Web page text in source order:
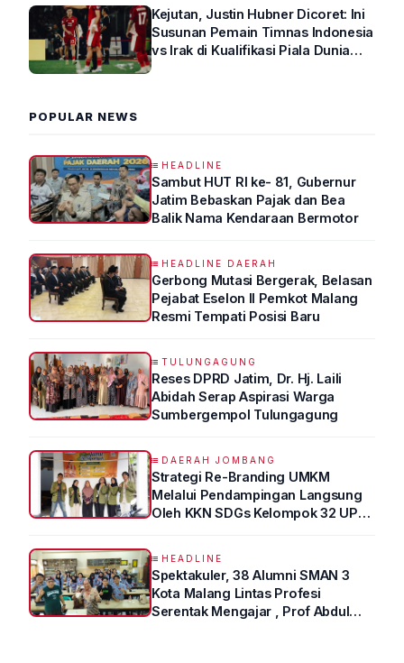
Kejutan, Justin Hubner Dicoret: Ini
Susunan Pemain Timnas Indonesia
vs Irak di Kualifikasi Piala Dunia
POPULAR NEWS
HEADLINE
Sambut HUT RI ke- 81, Gubernur
Jatim Bebaskan Pajak dan Bea
Balik Nama Kendaraan Bermotor
HEADLINE DAERAH
Gerbong Mutasi Bergerak, Belasan
Pejabat Eselon II Pemkot Malang
Resmi Tempati Posisi Baru
TULUNGAGUNG
Reses DPRD Jatim, Dr. Hj. Laili
Abidah Serap Aspirasi Warga
Sumbergempol Tulungagung
DAERAH JOMBANG
Strategi Re-Branding UMKM
Melalui Pendampingan Langsung
Oleh KKN SDGs Kelompok 32 UPN
HEADLINE
Spektakuler, 38 Alumni SMAN 3
Kota Malang Lintas Profesi
Serentak Mengajar , Prof Abdul